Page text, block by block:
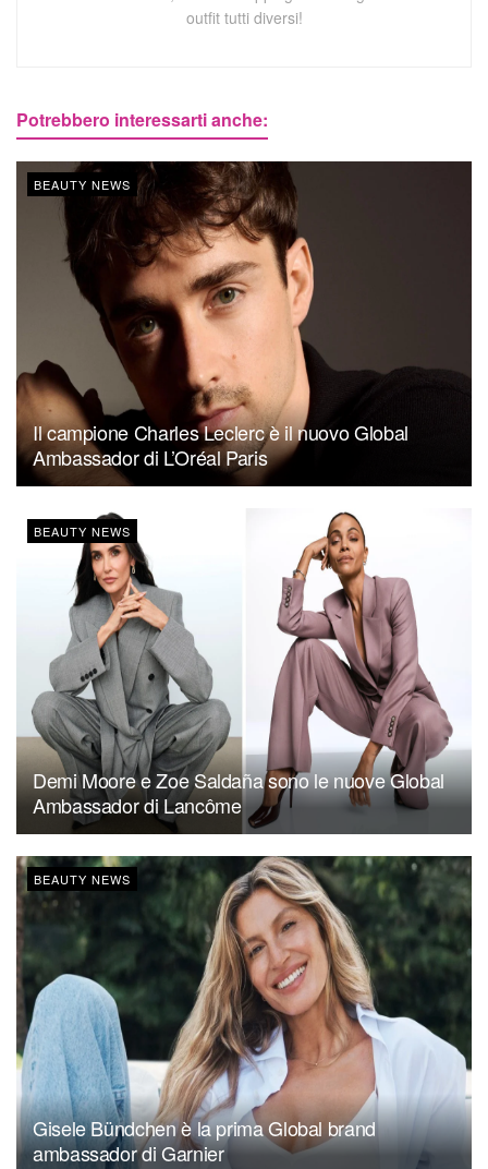
outfit tutti diversi!
Potrebbero interessarti anche:
BEAUTY NEWS
Il campione Charles Leclerc è il nuovo Global
Ambassador di L’Oréal Paris
BEAUTY NEWS
Demi Moore e Zoe Saldaña sono le nuove Global
Ambassador di Lancôme
BEAUTY NEWS
Gisele Bündchen è la prima Global brand
ambassador di Garnier